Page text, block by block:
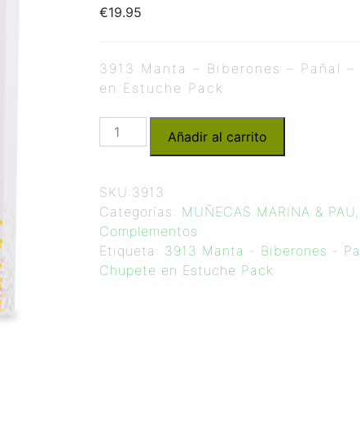
€19.95
3913 Manta – Biberones – Pañal –
en Estuche Pack
Añadir al carrito
SKU: 3913
Categorías: MUÑECAS MARINA & PAU,
Complementos
Etiqueta: 3913 Manta - Biberones -
Chupete en Estuche Pack